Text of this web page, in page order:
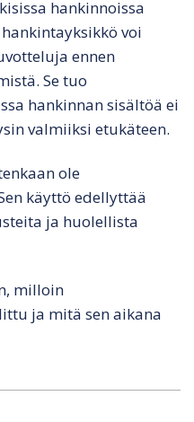
hankinnoissa
voi
ennen
Se tuo
hankinnan sisältöä ei
valmiiksi etukäteen.
ole
käyttö edellyttää
ja huolellista
milloin
ja mitä sen aikana